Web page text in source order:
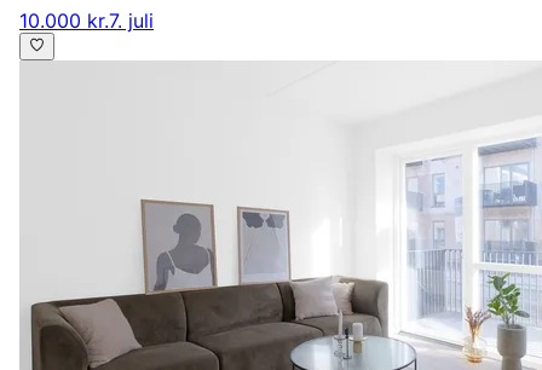
10.000 kr.7. juli